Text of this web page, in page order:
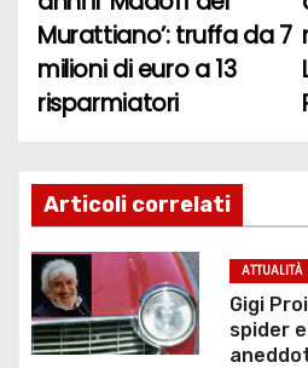
a
v
g
a
z
i
Murattiano’: truffa da 7
milioni di euro a 13
risparmiatori
Articoli correlati
ATTUALITÀ
Gigi
spider